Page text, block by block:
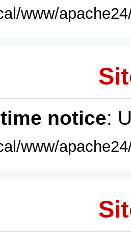
www/
notice:
www/